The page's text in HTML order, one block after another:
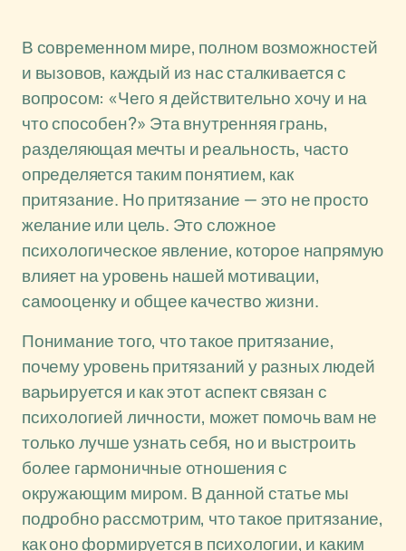
В современном мире, полном возможностей
и вызовов, каждый из нас сталкивается с
вопросом: «Чего я действительно хочу и на
что способен?» Эта внутренняя грань,
разделяющая мечты и реальность, часто
определяется таким понятием, как
притязание. Но притязание — это не просто
желание или цель. Это сложное
психологическое явление, которое напрямую
влияет на уровень нашей мотивации,
самооценку и общее качество жизни.
Понимание того, что такое притязание,
почему уровень притязаний у разных людей
варьируется и как этот аспект связан с
психологией личности, может помочь вам не
только лучше узнать себя, но и выстроить
более гармоничные отношения с
окружающим миром. В данной статье мы
подробно рассмотрим, что такое притязание,
как оно формируется в психологии, и каким